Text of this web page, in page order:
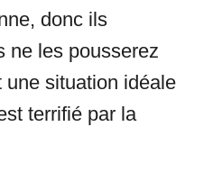
donc ils
ne les pousserez
une situation idéale
terrifié par la